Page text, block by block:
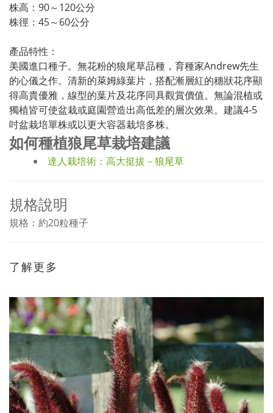
株高：90～120公分
株徑：45～60公分
產品特性：
美國進口種子。無花粉的狼尾草品種，育種家Andrew先生
的心儀之作。清新的萊姆綠葉片，搭配漸層紅的穗狀花序顯
得高貴優雅，線型的葉片及花序同具觀賞價值。無論混植或
獨植皆可使盆栽或庭園營造出高低差的層次效果。建議4-5
吋盆栽培單株或以更大容器栽培多株。
如何種植狼尾草栽培建議
達人栽培術：高大挺拔－狼尾草
規格說明
規格：約20粒種子
了解更多